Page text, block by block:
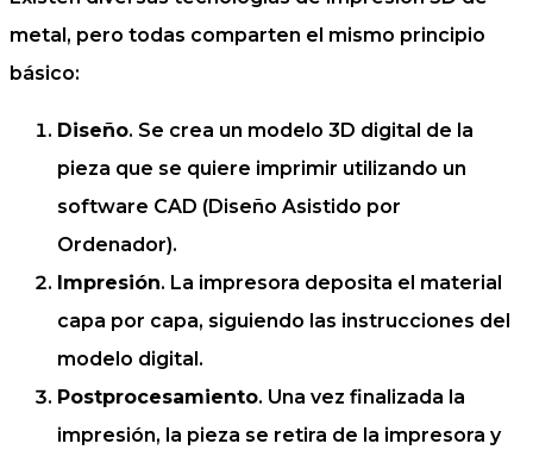
metal, pero todas comparten el mismo principio
básico:
Diseño. Se crea un modelo 3D digital de la
pieza que se quiere imprimir utilizando un
software CAD (Diseño Asistido por
Ordenador).
Impresión. La impresora deposita el material
capa por capa, siguiendo las instrucciones del
modelo digital.
Postprocesamiento. Una vez finalizada la
impresión, la pieza se retira de la impresora y